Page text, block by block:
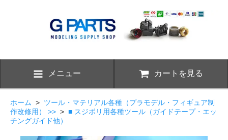
メニュー カートを見る
ホーム > ツール・マテリアル各種（プラモデル・フィギュア制
作改修用） >> > ■ スジボリ用各種ツール（ガイドテープ・エッ
チングガイド他）